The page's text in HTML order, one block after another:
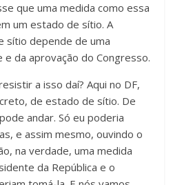
que uma medida como essa
um estado de sítio. A
sítio depende de uma
da aprovação do Congresso.
a isso daí? Aqui no DF,
de estado de sítio. De
andar. Só eu poderia
e assim mesmo, ouvindo o
na verdade, uma medida
da República e o